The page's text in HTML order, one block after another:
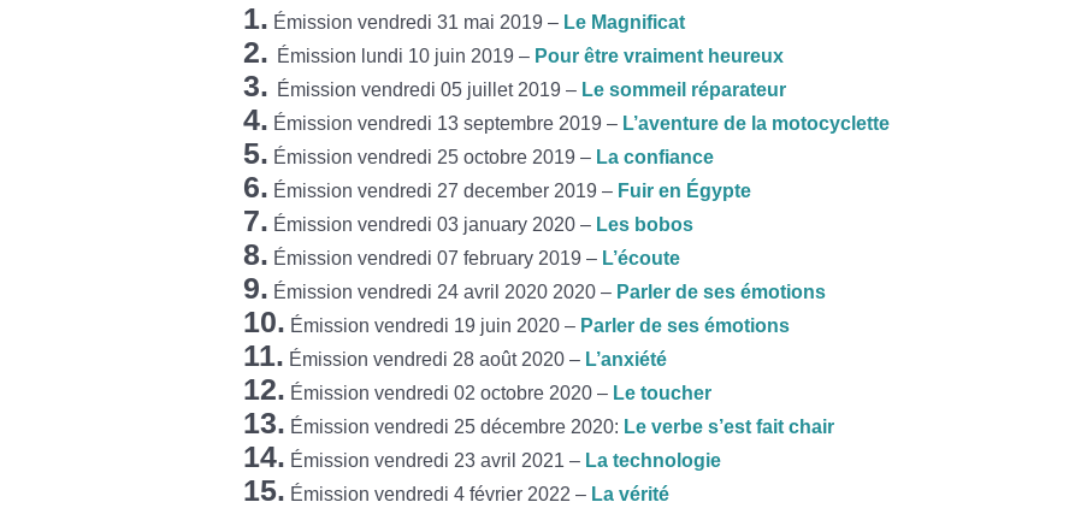
1. Émission vendredi 31 mai 2019 – Le Magnificat
2. Émission lundi 10 juin 2019 – Pour être vraiment heureux
3. Émission vendredi 05 juillet 2019 – Le sommeil réparateur
4. Émission vendredi 13 septembre 2019 – L’aventure de la motocyclette
5. Émission vendredi 25 octobre 2019 – La confiance
6. Émission vendredi 27 december 2019 – Fuir en Égypte
7. Émission vendredi 03 january 2020 – Les bobos
8. Émission vendredi 07 february 2019 – L’écoute
9. Émission vendredi 24 avril 2020 2020 – Parler de ses émotions
10. Émission vendredi 19 juin 2020 – Parler de ses émotions
11. Émission vendredi 28 août 2020 – L’anxiété
12. Émission vendredi 02 octobre 2020 – Le toucher
13. Émission vendredi 25 décembre 2020: Le verbe s’est fait chair
14. Émission vendredi 23 avril 2021 – La technologie
15. Émission vendredi 4 février 2022 – La vérité